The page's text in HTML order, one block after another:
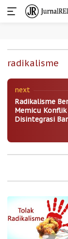
content
radikalisme
Waspadai
Polhukam|
next
Radikalisme
Memicu Konflik
Disintegrasi